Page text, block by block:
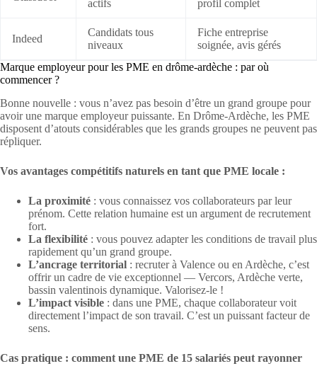
actifs profil complet
Indeed
Candidats tous
niveaux
Fiche entreprise
soignée, avis gérés
Marque employeur pour les PME en drôme-ardèche : par où
commencer ?
Bonne nouvelle : vous n’avez pas besoin d’être un grand groupe pour
avoir une marque employeur puissante. En Drôme-Ardèche, les PME
disposent d’atouts considérables que les grands groupes ne peuvent pas
répliquer.
Vos avantages compétitifs naturels en tant que PME locale :
La proximité : vous connaissez vos collaborateurs par leur
prénom. Cette relation humaine est un argument de recrutement
fort.
La flexibilité : vous pouvez adapter les conditions de travail plus
rapidement qu’un grand groupe.
L’ancrage territorial : recruter à Valence ou en Ardèche, c’est
offrir un cadre de vie exceptionnel — Vercors, Ardèche verte,
bassin valentinois dynamique. Valorisez-le !
L’impact visible : dans une PME, chaque collaborateur voit
directement l’impact de son travail. C’est un puissant facteur de
sens.
Cas pratique : comment une PME de 15 salariés peut rayonner